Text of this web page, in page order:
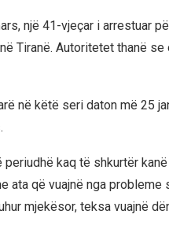
një 41-vjeçar i arrestuar
Tiranë. Autoritetet thanë
në këtë seri daton më 25
periudhë kaq të shkurtër
ata që vuajnë nga
mjekësor, teksa vuajnë